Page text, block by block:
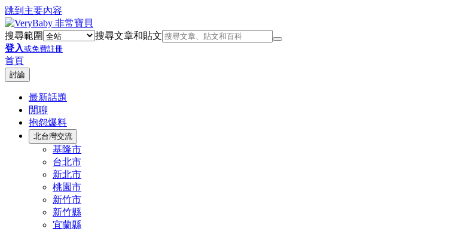
跳到主要內容
搜尋範圍
搜尋文章和貼文
登入或免費註冊
首頁
討論
最新話題
閒聊
抱怨爆料
北台灣交流
基隆市
台北市
新北市
桃園市
新竹市
新竹縣
宜蘭縣